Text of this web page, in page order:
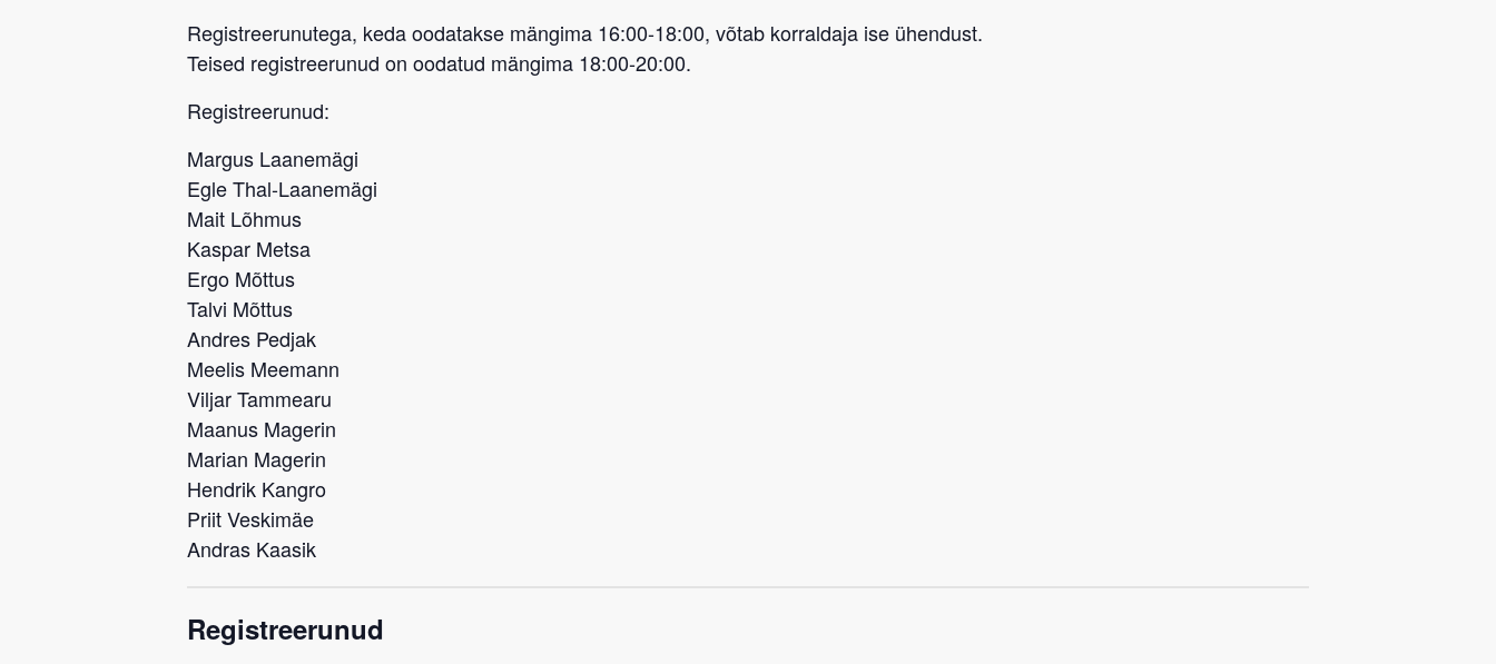
Registreerunutega, keda oodatakse mängima 16:00-18:00, võtab korraldaja ise ühendust.
Teised registreerunud on oodatud mängima 18:00-20:00.
Registreerunud:
Margus Laanemägi
Egle Thal-Laanemägi
Mait Lõhmus
Kaspar Metsa
Ergo Mõttus
Talvi Mõttus
Andres Pedjak
Meelis Meemann
Viljar Tammearu
Maanus Magerin
Marian Magerin
Hendrik Kangro
Priit Veskimäe
Andras Kaasik
Registreerunud